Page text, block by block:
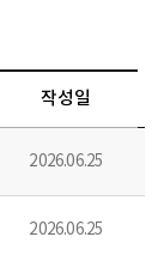
작성일
2026.06.25
2026.06.25